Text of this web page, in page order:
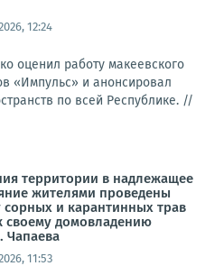
12:24
оценил работу макеевского
«Импульс» и анонсировал
по всей Республике. //
территории в надлежащее
жителями проведены
и карантинных трав
своему домовладению
Чапаева
11:53